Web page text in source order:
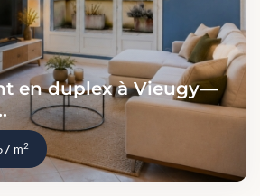
en duplex à Vieugy—
m2